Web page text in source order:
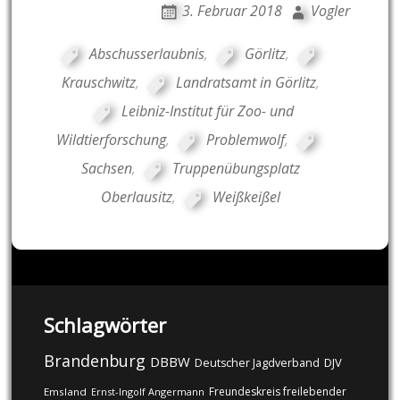
3. Februar 2018 Vogler
Abschusserlaubnis, Görlitz,
Krauschwitz, Landratsamt in Görlitz,
Leibniz-Institut für Zoo- und
Wildtierforschung, Problemwolf,
Sachsen,
Truppenübungsplatz
Oberlausitz, Weißkeißel
Schlagwörter
Brandenburg DBBW Deutscher Jagdverband DJV
Emsland Ernst-Ingolf Angermann Freundeskreis freilebender